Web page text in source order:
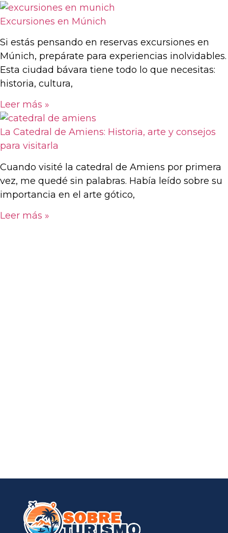
Excursiones en Múnich
Si estás pensando en reservas excursiones en
Múnich, prepárate para experiencias inolvidables.
Esta ciudad bávara tiene todo lo que necesitas:
historia, cultura,
Leer más »
La Catedral de Amiens: Historia, arte y consejos
para visitarla
Cuando visité la catedral de Amiens por primera
vez, me quedé sin palabras. Había leído sobre su
importancia en el arte gótico,
Leer más »